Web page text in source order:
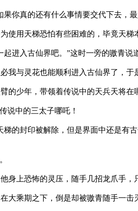
你真的还有什么事情要交代下去，
用天梯恐怕有些困难的，毕竟天梯
进入古仙界吧。”这时一旁的嗷青说
与灵花也能顺利进入古仙界了，于
少年，带领着传说中的天兵天将在
说中的三太子哪吒！
的封印被解除，但是界面中还是有
上恐怖的灵压，随手几招龙爪手，
乘期之下，倒是却被嗷青随手一